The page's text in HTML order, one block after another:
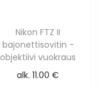
Nikon FTZ II
bajonettisovitin -
objektiivi vuokraus
alk.11.00€